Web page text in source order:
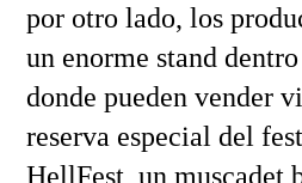
por otro lado, los
un enorme stand
donde pueden vender
reserva especial del
HellFest, un muscadet